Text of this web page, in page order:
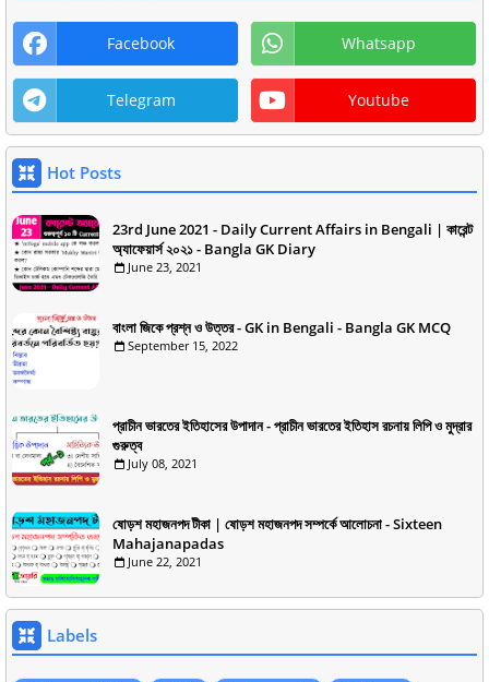
Facebook Whatsapp
Telegram Youtube
Hot Posts
23rd June 2021 - Daily Current Affairs in Bengali | কারেন্ট
অ্যাফেয়ার্স ২০২১ - Bangla GK Diary
June 23, 2021
বাংলা জিকে প্রশ্ন ও উত্তর - GK in Bengali - Bangla GK MCQ
September 15, 2022
প্রাচীন ভারতের ইতিহাসের উপাদান - প্রাচীন ভারতের ইতিহাস রচনায় লিপি ও মুদ্রার
গুরুত্ব
July 08, 2021
ষোড়শ মহাজনপদ টীকা | ষোড়শ মহাজনপদ সম্পর্কে আলোচনা - Sixteen
Mahajanapadas
June 22, 2021
Labels